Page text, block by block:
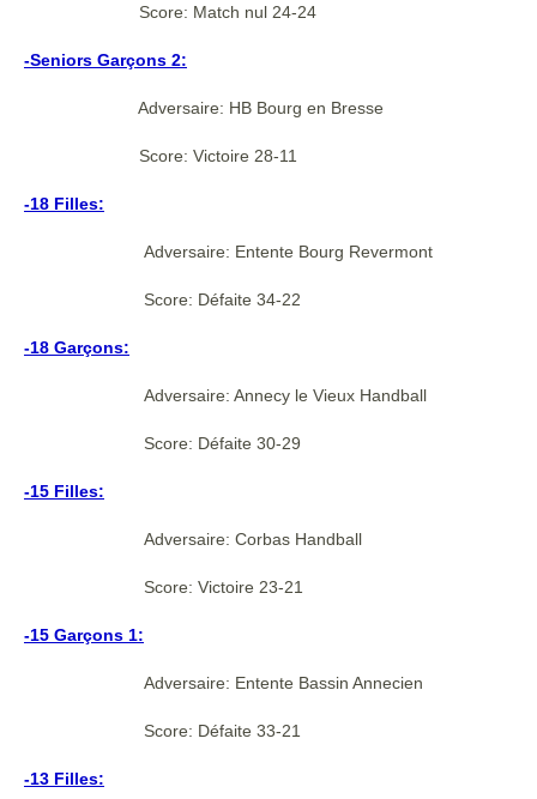
Score: Match nul 24-24
-Seniors Garçons 2:
Adversaire: HB Bourg en Bresse
Score: Victoire 28-11
-18 Filles:
Adversaire: Entente Bourg Revermont
Score: Défaite 34-22
-18 Garçons:
Adversaire: Annecy le Vieux Handball
Score: Défaite 30-29
-15 Filles:
Adversaire: Corbas Handball
Score: Victoire 23-21
-15 Garçons 1:
Adversaire: Entente Bassin Annecien
Score: Défaite 33-21
-13 Filles: